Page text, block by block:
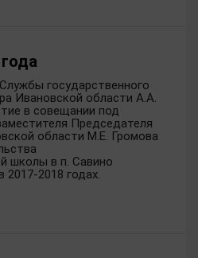
государственного
Ивановской области А.А.
в совещании под
Председателя
области М.Е. Громова
школы в п. Савино
2017-2018 годах.